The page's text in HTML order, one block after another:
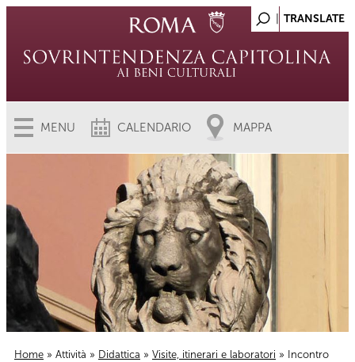
MENU CALENDARIO MAPPA
Home » Attività » Didattica » Visite, itinerari e laboratori » Incontro